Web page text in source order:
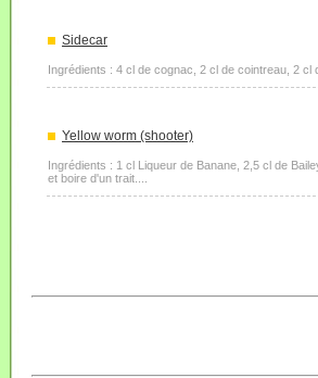
Sidecar
Ingrédients : 4 cl de cognac, 2 cl de cointreau, 2 cl
Yellow worm (shooter)
Ingrédients : 1 cl Liqueur de Banane, 2,5 cl de
et boire d'un trait....